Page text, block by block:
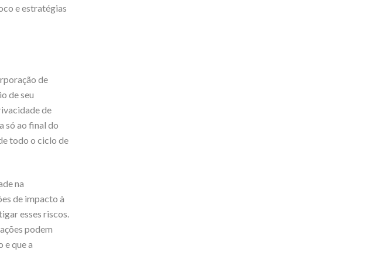
e estratégias
de
de seu
de
só ao final do
todo o ciclo de
na
de impacto à
esses riscos.
podem
e que a